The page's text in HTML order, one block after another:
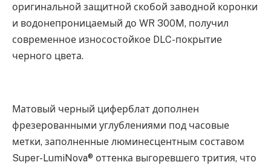
оригинальной защитной скобой заводной коронки
и водонепроницаемый до WR 300M, получил
современное износостойкое DLC-покрытие
черного цвета.
Матовый черный циферблат дополнен
фрезерованными углублениями под часовые
метки, заполненные люминесцентным составом
Super-LumiNova® оттенка выгоревшего трития, что